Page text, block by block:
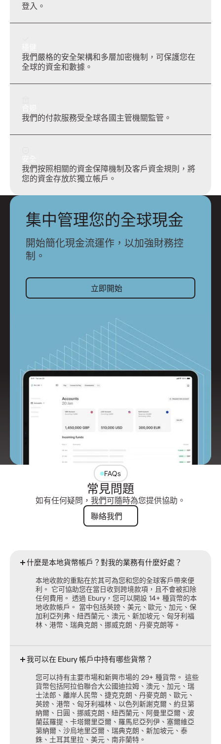
登入。
我們嚴格的安全架構和多層加密機制，可保護您在
全球的資金和數據。
我們的付款服務受全球各國主管機關監管。
我們按照相關的資金保障機制及客戶資金規則，將
您的資金存放於獨立帳戶。
集中管理您的全球現金
開始簡化現金流運作，以加強財務控
制。
立即開始
立即開始
FAQs
常見問題
如有任何疑問，我們可隨時為您提供協助。
聯絡我們
聯絡我們
什麼是本地貨幣帳戶？對我的業務有什麼好處？
本地收款的重點在於其可為您和您的全球客戶帶來便
利。 它可協助您在當日收到跨境款項，且不會被扣除
任何費用。 透過 Ebury，您可以開設 14+ 種貨幣的本
地收款帳戶。 當中包括英鎊、美元、歐元、加元、保
加利亞列弗、紐西蘭元、澳元、新加坡元、匈牙利福
林、港幣、瑞典克朗、挪威克朗、丹麥克朗等。
我可以在 Ebury 帳戶中持有哪些貨幣？
您可以持有主要市場和新興市場的 29+ 種貨幣。 這些
貨幣包括阿拉伯聯合大公國迪拉姆、澳元、加元、瑞
士法郎、離岸人民幣、捷克克朗、丹麥克朗、歐元、
英鎊、港幣、匈牙利福林、以色列新謝克爾、約旦第
納爾、日圓、挪威克朗、紐西蘭元、阿曼里亞爾、波
蘭茲羅提、卡塔爾里亞爾、羅馬尼亞列伊、塞爾維亞
第納爾、沙烏地里亞爾、瑞典克朗、新加坡元、泰
銖、土耳其里拉、美元、南非蘭特。